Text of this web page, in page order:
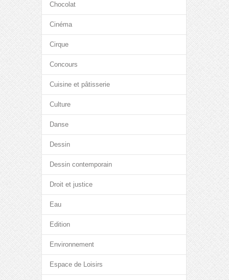
Chocolat
Cinéma
Cirque
Concours
Cuisine et pâtisserie
Culture
Danse
Dessin
Dessin contemporain
Droit et justice
Eau
Edition
Environnement
Espace de Loisirs